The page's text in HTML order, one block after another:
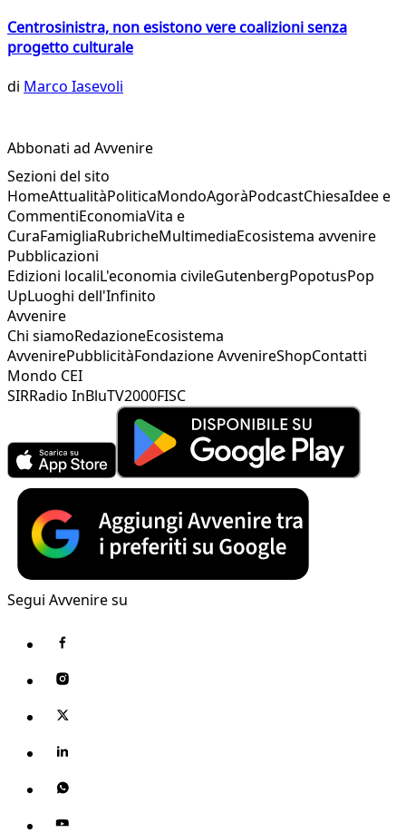
Centrosinistra, non esistono vere coalizioni senza
progetto culturale
di Marco Iasevoli
Abbonati ad Avvenire
Sezioni del sito
HomeAttualitàPoliticaMondoAgoràPodcastChiesaIdee e
CommentiEconomiaVita e
CuraFamigliaRubricheMultimediaEcosistema avvenire
Pubblicazioni
Edizioni localiL'economia civileGutenbergPopotusPop
UpLuoghi dell'Infinito
Avvenire
Chi siamoRedazioneEcosistema
AvvenirePubblicitàFondazione AvvenireShopContatti
Mondo CEI
SIRRadio InBluTV2000FISC
Segui Avvenire su